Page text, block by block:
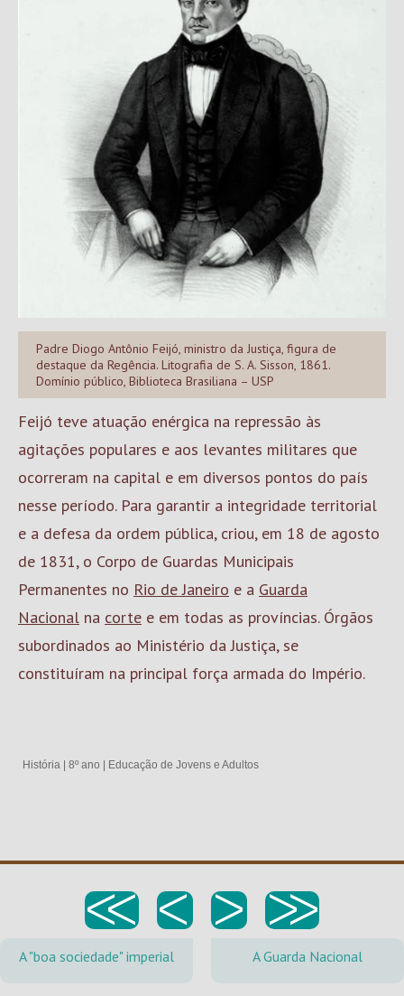
Padre Diogo Antônio Feijó, ministro da Justiça, figura de
destaque da Regência. Litografia de S. A. Sisson, 1861.
Domínio público, Biblioteca Brasiliana – USP
Feijó teve atuação enérgica na repressão às
agitações populares e aos levantes militares que
ocorreram na capital e em diversos pontos do país
nesse período. Para garantir a integridade territorial
e a defesa da ordem pública, criou, em 18 de agosto
de 1831, o Corpo de Guardas Municipais
Permanentes no Rio de Janeiro e a Guarda
Nacional na corte e em todas as províncias. Órgãos
subordinados ao Ministério da Justiça, se
constituíram na principal força armada do Império.
História 8º ano Educação de Jovens e Adultos
<< < > >>
A "boa sociedade" imperial A Guarda Nacional